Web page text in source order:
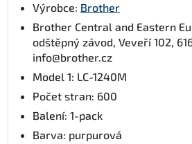
Výrobce: Brother
Brother Central and Eastern
odštěpný závod, Veveří 102,
info@brother.cz
Model 1: LC-1240M
Počet stran: 600
Balení: 1-pack
Barva: purpurová